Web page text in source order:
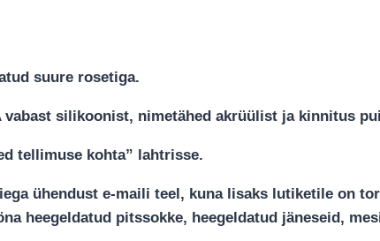
suure rosetiga.
silikoonist, nimetähed akrüülist ja kinnitus
tellimuse kohta” lahtrisse.
ühendust e-maili teel, kuna lisaks lutiketile on
heegeldatud pitssokke, heegeldatud jäneseid,